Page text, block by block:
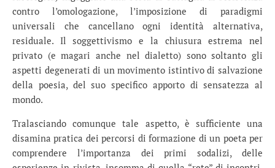
contro l’omologazione, l’imposizione di paradigmi
universali che cancellano ogni identità alternativa,
residuale. Il soggettivismo e la chiusura estrema nel
privato (e magari anche nel dialetto) sono soltanto gli
aspetti degenerati di un movimento istintivo di salvazione
della poesia, del suo specifico apporto di sensatezza al
mondo.
Tralasciando comunque tale aspetto, è sufficiente una
disamina pratica dei percorsi di formazione di un poeta per
comprendere l’importanza dei primi sodalizi, delle